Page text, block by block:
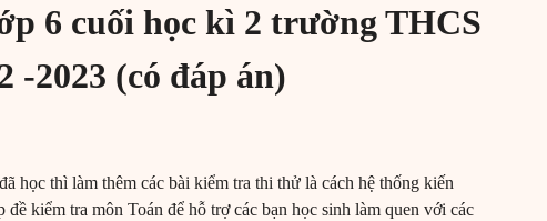
6 cuối học kì 2 trường THCS
-2023 (có đáp án)
học thì làm thêm các bài kiểm tra thi thử là cách hệ thống kiến
kiểm tra môn Toán để hỗ trợ các bạn học sinh làm quen với các